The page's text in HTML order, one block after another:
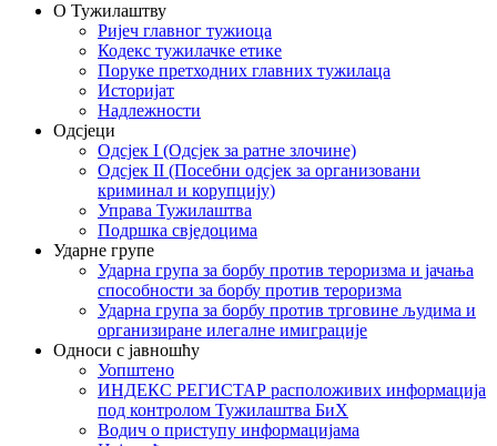
О Тужилаштву
Ријеч главног тужиоца
Кодекс тужилачке етике
Поруке претходних главних тужилаца
Историјат
Надлежности
Одсјеци
Одсјек I (Одсјек за ратне злочине)
Одсјек II (Посебни одсјек за организовани
криминал и корупцију)
Управа Тужилаштва
Подршка свједоцима
Ударне групе
Ударна група за борбу против тероризма и јачања
способности за борбу против тероризма
Ударна група за борбу против трговине људима и
организиране илегалне имиграције
Односи с јавношћу
Уопштено
ИНДЕКС РЕГИСТАР расположивих информација
под контролом Тужилаштва БиХ
Водич о приступу информацијама